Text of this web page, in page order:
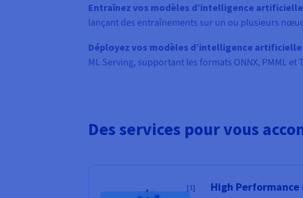
Entraînez vos modèles d’intelligence artificielle
lançant des entraînements sur un ou plusieurs
Déployez vos modèles d’intelligence artificielle
ML Serving, supportant les formats ONNX, PMML et
Des services pour vous
[1] High